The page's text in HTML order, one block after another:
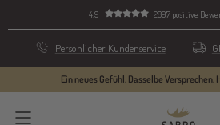
4.9 2897 positive
Persönlicher Kundenservice
Ein neues Gefühl. Dasselbe Versprechen.
Navigation
SABRO